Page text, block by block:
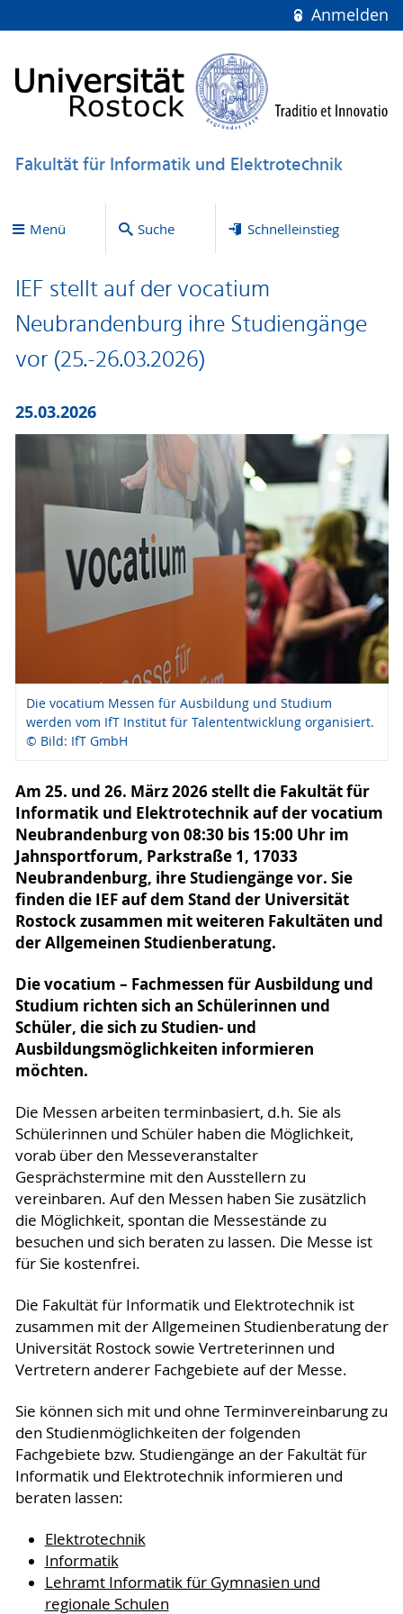
Anmelden
Fakultät für Informatik und Elektrotechnik
Menü Suche Schnelleinstieg
IEF stellt auf der vocatium
Neubrandenburg ihre Studiengänge
vor (25.-26.03.2026)
25.03.2026
Die vocatium Messen für Ausbildung und Studium
werden vom IfT Institut für Talententwicklung organisiert.
© Bild: IfT GmbH
Am 25. und 26. März 2026 stellt die Fakultät für
Informatik und Elektrotechnik auf der vocatium
Neubrandenburg von 08:30 bis 15:00 Uhr im
Jahnsportforum, Parkstraße 1, 17033
Neubrandenburg, ihre Studiengänge vor. Sie
finden die IEF auf dem Stand der Universität
Rostock zusammen mit weiteren Fakultäten und
der Allgemeinen Studienberatung.
Die vocatium – Fachmessen für Ausbildung und
Studium richten sich an Schülerinnen und
Schüler, die sich zu Studien- und
Ausbildungsmöglichkeiten informieren
möchten.
Die Messen arbeiten terminbasiert, d.h. Sie als
Schülerinnen und Schüler haben die Möglichkeit,
vorab über den Messeveranstalter
Gesprächstermine mit den Ausstellern zu
vereinbaren. Auf den Messen haben Sie zusätzlich
die Möglichkeit, spontan die Messestände zu
besuchen und sich beraten zu lassen. Die Messe ist
für Sie kostenfrei.
Die Fakultät für Informatik und Elektrotechnik ist
zusammen mit der Allgemeinen Studienberatung der
Universität Rostock sowie Vertreterinnen und
Vertretern anderer Fachgebiete auf der Messe.
Sie können sich mit und ohne Terminvereinbarung zu
den Studienmöglichkeiten der folgenden
Fachgebiete bzw. Studiengänge an der Fakultät für
Informatik und Elektrotechnik informieren und
beraten lassen:
Elektrotechnik
Informatik
Lehramt Informatik für Gymnasien und
regionale Schulen